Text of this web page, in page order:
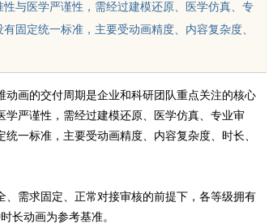
与医学严谨性，需经过建模还原、医学仿真、专
固定统一标准，主要受动画精度、内容复杂度、
画的交付周期是企业和科研团队重点关注的核心
严谨性，需经过建模还原、医学仿真、专业审
一标准，主要受动画精度、内容复杂度、时长、
需求固定、正常对接审核的前提下，各等级拥有
长动画为参考基准。
东莞莞城舒适化
就诊避坑攻略